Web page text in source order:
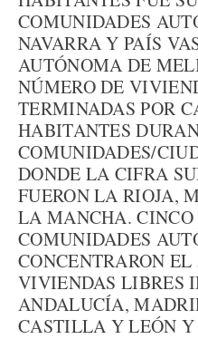
COMUNIDADES
NAVARRA Y PAÍS
AUTÓNOMA DE
NÚMERO DE
TERMINADAS POR
HABITANTES
COMUNIDADES/
DONDE LA CIFRA
FUERON LA RIOJA,
LA MANCHA. CINCO
COMUNIDADES
CONCENTRARON
VIVIENDAS LIBRES
ANDALUCÍA,
CASTILLA Y LEÓN Y